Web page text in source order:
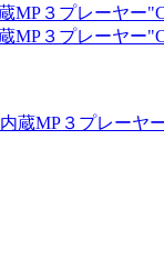
MP３プレーヤ
MP３プレーヤ
蔵MP３プレーヤ